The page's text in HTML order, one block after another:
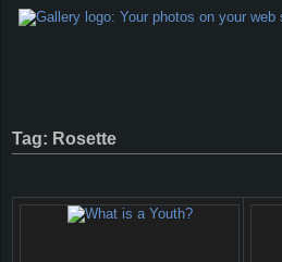
Tag: Rosette